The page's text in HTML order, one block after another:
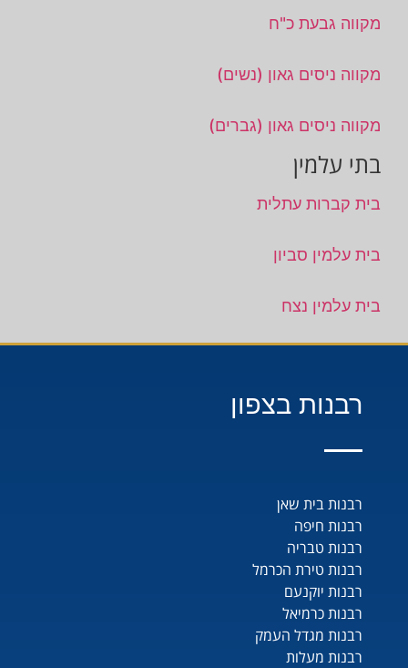
מקווה גבעת כ"ח
מקווה ניסים גאון (נשים)
מקווה ניסים גאון (גברים)
בתי עלמין
בית קברות עתלית
בית עלמין סביון
בית עלמין נצח
רבנות בצפון
רבנות בית שאן
רבנות חיפה
רבנות טבריה
רבנות טירת הכרמל
רבנות יוקנעם
רבנות כרמיאל
רבנות מגדל העמק
רבנות מעלות